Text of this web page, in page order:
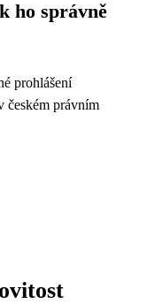
ho správně
prohlášení
českém právním